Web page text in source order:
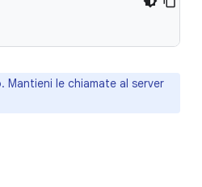
le chiamate al server